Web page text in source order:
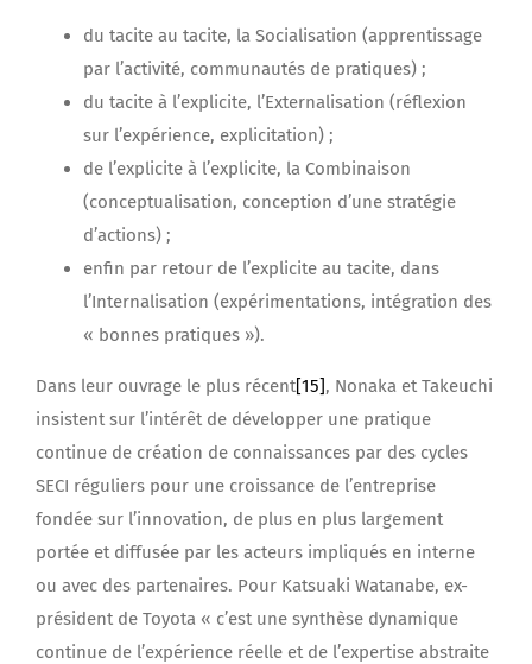
du tacite au tacite, la Socialisation (apprentissage
par l’activité, communautés de pratiques) ;
du tacite à l’explicite, l’Externalisation (réflexion
sur l’expérience, explicitation) ;
de l’explicite à l’explicite, la Combinaison
(conceptualisation, conception d’une stratégie
d’actions) ;
enfin par retour de l’explicite au tacite, dans
l’Internalisation (expérimentations, intégration des
« bonnes pratiques »).
Dans leur ouvrage le plus récent[15], Nonaka et Takeuchi
insistent sur l’intérêt de développer une pratique
continue de création de connaissances par des cycles
SECI réguliers pour une croissance de l’entreprise
fondée sur l’innovation, de plus en plus largement
portée et diffusée par les acteurs impliqués en interne
ou avec des partenaires. Pour Katsuaki Watanabe, ex-
président de Toyota « c’est une synthèse dynamique
continue de l’expérience réelle et de l’expertise abstraite